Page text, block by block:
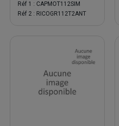
Réf 1 : CAPMOT112SIM
Réf 2 : RICOGR112T2ANT